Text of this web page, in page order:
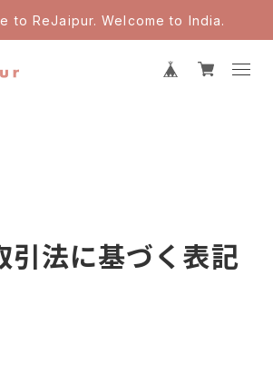
to ReJaipur. Welcome to India.
引法に基づく表記